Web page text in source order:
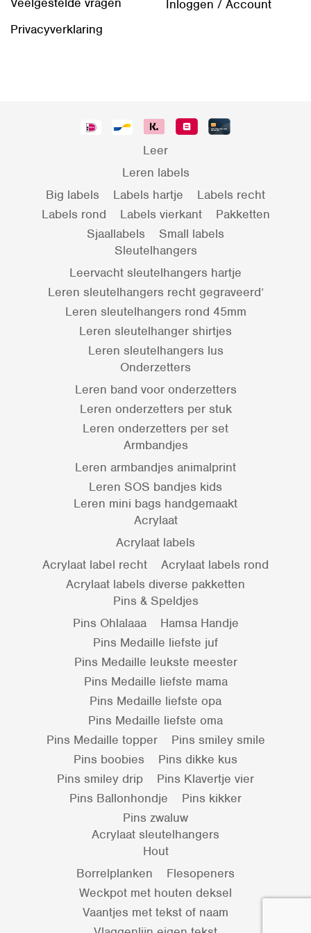
Privacyverklaring
Inloggen / Account
Leer
Leren labels
Big labels
Labels hartje
Labels recht
Labels rond
Labels vierkant
Pakketten
Sjaallabels
Small labels
Sleutelhangers
Leervacht sleutelhangers hartje
Leren sleutelhangers recht gegraveerd’
Leren sleutelhangers rond 45mm
Leren sleutelhanger shirtjes
Leren sleutelhangers lus
Onderzetters
Leren band voor onderzetters
Leren onderzetters per stuk
Leren onderzetters per set
Armbandjes
Leren armbandjes animalprint
Leren SOS bandjes kids
Leren mini bags handgemaakt
Acrylaat
Acrylaat labels
Acrylaat label recht
Acrylaat labels rond
Acrylaat labels diverse pakketten
Pins & Speldjes
Pins Ohlalaaa
Hamsa Handje
Pins Medaille liefste juf
Pins Medaille leukste meester
Pins Medaille liefste mama
Pins Medaille liefste opa
Pins Medaille liefste oma
Pins Medaille topper
Pins smiley smile
Pins boobies
Pins dikke kus
Pins smiley drip
Pins Klavertje vier
Pins Ballonhondje
Pins kikker
Pins zwaluw
Acrylaat sleutelhangers
Hout
Borrelplanken
Flesopeners
Weckpot met houten deksel
Vaantjes met tekst of naam